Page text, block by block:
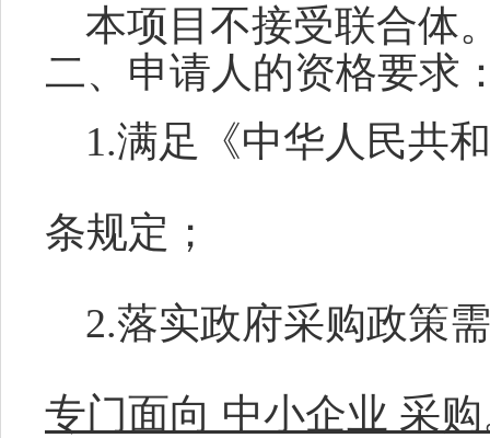
本项目不接受联合体
二、申请人的资格要求
1.满足《中华人民共
条规定；
2.落实政府采购政策
专门面向 中小企业 采